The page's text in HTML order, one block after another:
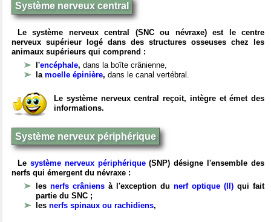
Système nerveux central
Le système nerveux central (SNC ou névraxe) est le centre
nerveux supérieur logé dans des structures osseuses chez les
animaux supérieurs qui comprend :
l'encéphale, dans la boîte crânienne,
la moelle épinière, dans le canal vertébral.
Le système nerveux central reçoit, intègre et émet des
informations.
Système nerveux périphérique
Le système nerveux périphérique(SNP) désigne l'ensemble des
nerfs qui émergent du névraxe :
les nerfs crâniens à l'exception du nerf optique (II) qui fait
partie du SNC ;
les nerfs spinaux ou rachidiens,